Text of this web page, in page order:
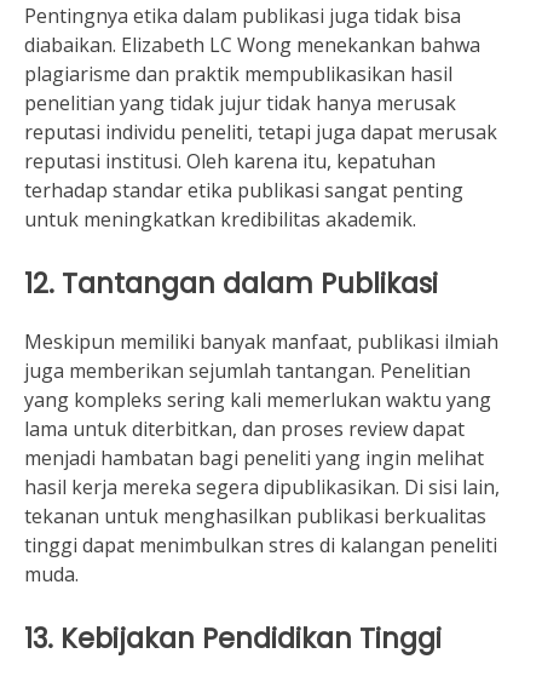
Pentingnya etika dalam publikasi juga tidak bisa
diabaikan. Elizabeth LC Wong menekankan bahwa
plagiarisme dan praktik mempublikasikan hasil
penelitian yang tidak jujur ​​tidak hanya merusak
reputasi individu peneliti, tetapi juga dapat merusak
reputasi institusi. Oleh karena itu, kepatuhan
terhadap standar etika publikasi sangat penting
untuk meningkatkan kredibilitas akademik.
12. Tantangan dalam Publikasi
Meskipun memiliki banyak manfaat, publikasi ilmiah
juga memberikan sejumlah tantangan. Penelitian
yang kompleks sering kali memerlukan waktu yang
lama untuk diterbitkan, dan proses review dapat
menjadi hambatan bagi peneliti yang ingin melihat
hasil kerja mereka segera dipublikasikan. Di sisi lain,
tekanan untuk menghasilkan publikasi berkualitas
tinggi dapat menimbulkan stres di kalangan peneliti
muda.
13. Kebijakan Pendidikan Tinggi